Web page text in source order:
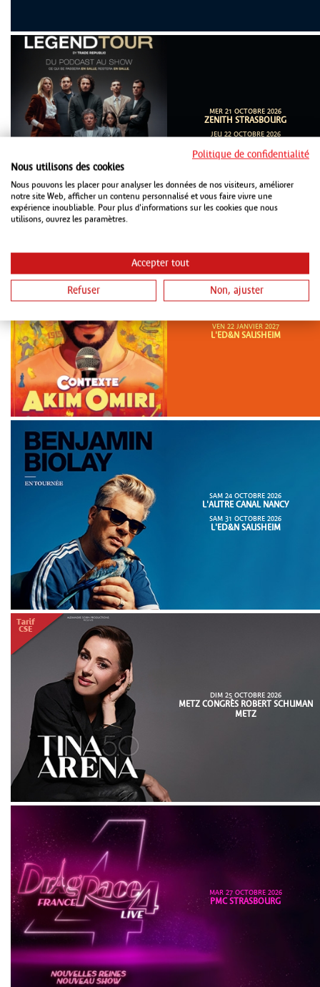
MER 21 OCTOBRE 2026
ZENITH STRASBOURG
JEU 22 OCTOBRE 2026
JEU 22 OCTOBRE 2026
VEN 22 JANVIER 2027
L'ED&N SAUSHEIM
SAM 24 OCTOBRE 2026
L'AUTRE CANAL NANCY
SAM 31 OCTOBRE 2026
L'ED&N SAUSHEIM
DIM 25 OCTOBRE 2026
METZ CONGRÈS ROBERT SCHUMAN
METZ
MAR 27 OCTOBRE 2026
PMC STRASBOURG
Politique de confidentialité
Nous utilisons des cookies
Nous pouvons les placer pour analyser les données de nos visiteurs, améliorer
notre site Web, afficher un contenu personnalisé et vous faire vivre une
expérience inoubliable. Pour plus d'informations sur les cookies que nous
utilisons, ouvrez les paramètres.
Accepter tout
Refuser Non, ajuster